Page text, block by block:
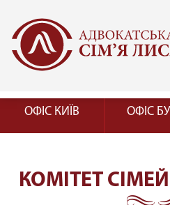
ОФІС КИЇВ ОФІС
КОМІТЕТ